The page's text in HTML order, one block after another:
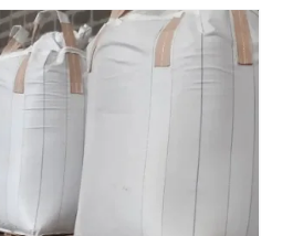
jakości oraz bezpieczeństwa
i ekologiczną
artykuł ma na celu
certyfikatów i norm, jakie
aby potwierdzić jakość